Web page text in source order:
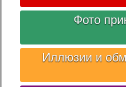
Фото
Иллюзии и